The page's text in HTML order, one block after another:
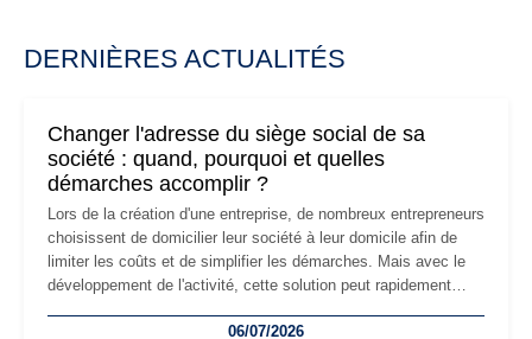
DERNIÈRES ACTUALITÉS
Changer l'adresse du siège social de sa
société : quand, pourquoi et quelles
démarches accomplir ?
Lors de la création d'une entreprise, de nombreux entrepreneurs
choisissent de domicilier leur société à leur domicile afin de
limiter les coûts et de simplifier les démarches. Mais avec le
développement de l'activité, cette solution peut rapidement
professionnels, recrutement, image de marque… Le
06/07/2026